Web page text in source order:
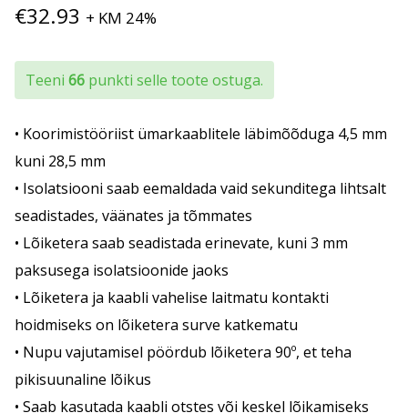
€32.93 + KM 24%
Teeni 66 punkti selle toote ostuga.
• Koorimistööriist ümarkaablitele läbimõõduga 4,5 mm
kuni 28,5 mm
• Isolatsiooni saab eemaldada vaid sekunditega lihtsalt
seadistades, väänates ja tõmmates
• Lõiketera saab seadistada erinevate, kuni 3 mm
paksusega isolatsioonide jaoks
• Lõiketera ja kaabli vahelise laitmatu kontakti
hoidmiseks on lõiketera surve katkematu
• Nupu vajutamisel pöördub lõiketera 90º, et teha
pikisuunaline lõikus
• Saab kasutada kaabli otstes või keskel lõikamiseks